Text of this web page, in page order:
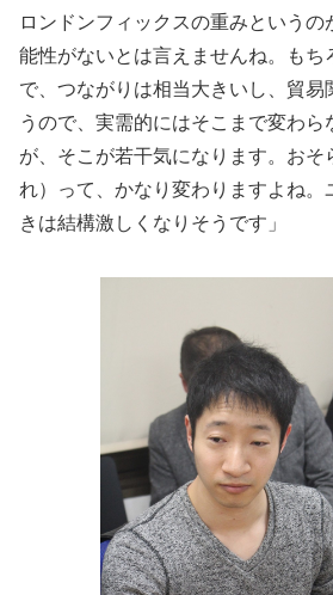
ロンドンフィックスの重みという
能性がないとは言えませんね。もち
で、つながりは相当大きいし、貿易
うので、実需的にはそこまで変わ
が、そこが若干気になります。お
れ）って、かなり変わりますよね。
きは結構激しくなりそうです」